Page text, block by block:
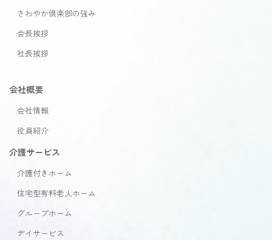
さわやか倶楽部の強み
会長挨拶
社長挨拶
会社概要
会社情報
役員紹介
介護サービス
介護付きホーム
住宅型有料老人ホーム
グループホーム
デイサービス